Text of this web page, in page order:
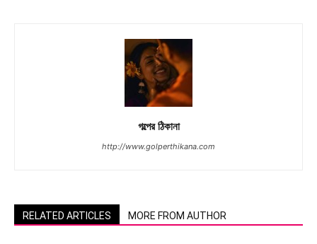
গল্পের ঠিকানা
http://www.golperthikana.com
RELATED ARTICLES MORE FROM AUTHOR